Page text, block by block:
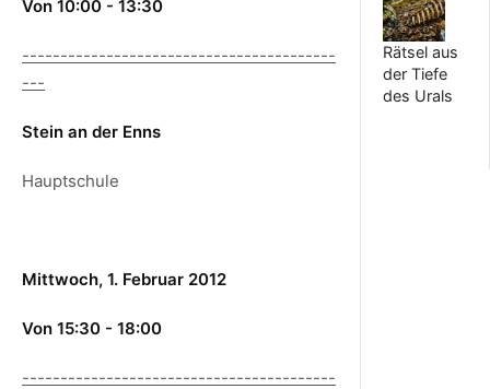
Von 10:00 - 13:30
-----------------------------------------
---
Stein an der Enns
Hauptschule
Mittwoch, 1. Februar 2012
Von 15:30 - 18:00
-----------------------------------------
Rätsel aus
der Tiefe
des Urals